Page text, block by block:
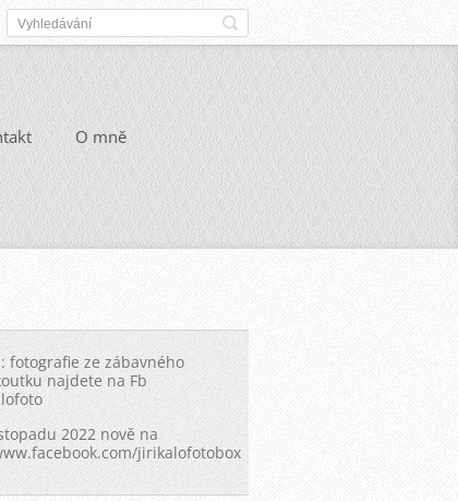
O mně
fotografie ze zábavného
najdete na Fb
2022 nově na
jirikalofotobox